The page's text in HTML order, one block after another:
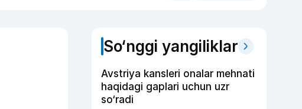
So‘nggi yangiliklar
Avstriya kansleri onalar mehnati
haqidagi gaplari uchun uzr
so‘radi